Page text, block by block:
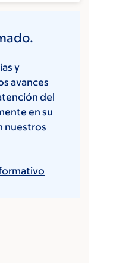
y
avances
del
en su
nuestros